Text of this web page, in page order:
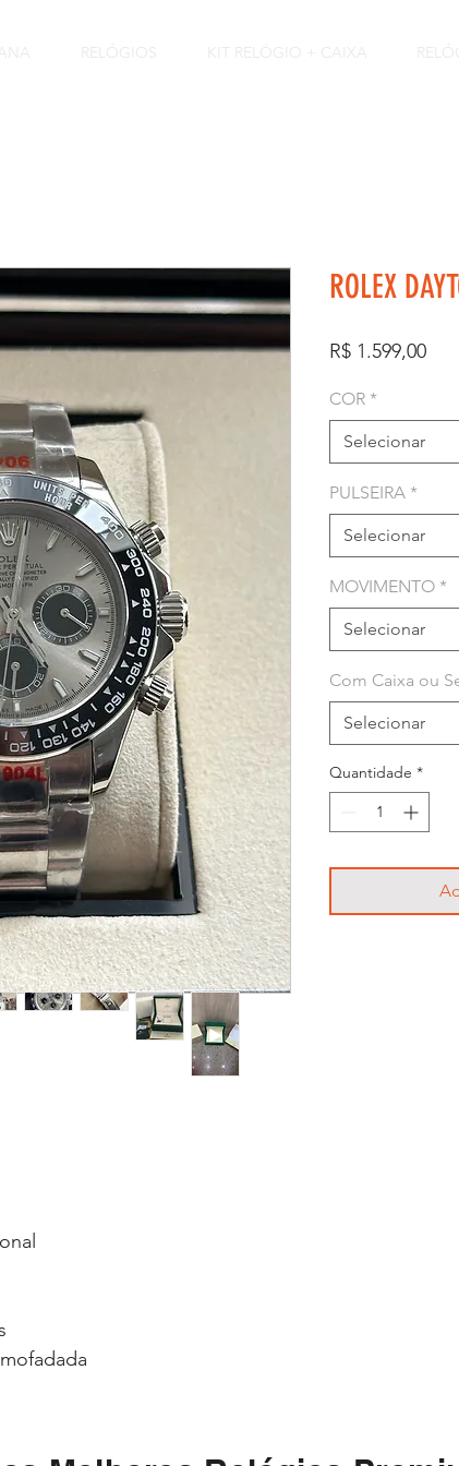
RELÓGIOS KIT RELÓGIO + CAIXA
ROLEX
R$ 1.599,00
COR *
Selecionar
PULSEIRA *
Selecionar
MOVIMENTO *
Selecionar
Com Caixa ou
Selecionar
Quantidade *